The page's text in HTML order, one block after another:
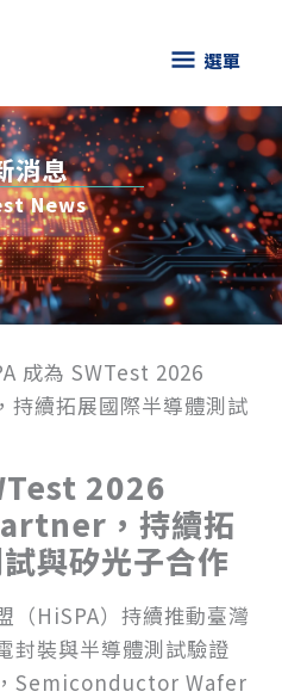
單
選單
消息
News
成為 SWTest 2026
續拓展國際半導體測試
2026
，持續拓
與矽光子合作
（HiSPA）持續推動臺灣
封裝與半導體測試驗證
Semiconductor Wafer